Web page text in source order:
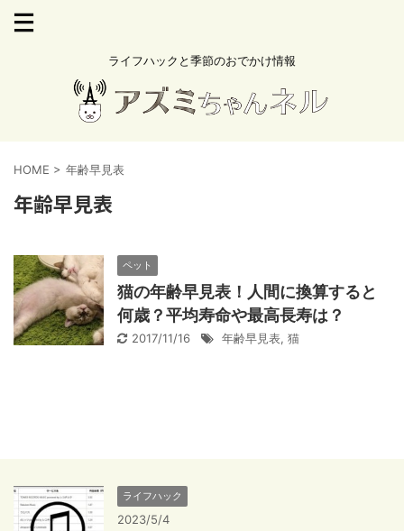
ライフハックと季節のおでかけ情報
HOME > 年齢早見表
年齢早見表
ペット
猫の年齢早見表！人間に換算すると
何歳？平均寿命や最高長寿は？
2017/11/16 年齢早見表, 猫
ライフハック
2023/5/4